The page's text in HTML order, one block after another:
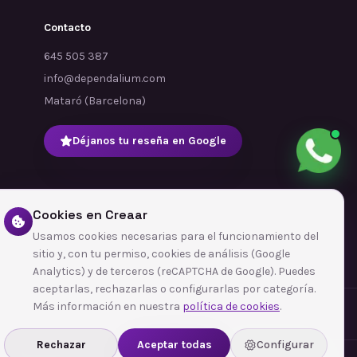
Contacto
645 505 387
info@dependalium.com
Mataró (Barcelona)
Déjanos tu reseña en Google
Cookies en Creaar
Usamos cookies necesarias para el funcionamiento del
sitio y, con tu permiso, cookies de análisis (Google
Analytics) y de terceros (reCAPTCHA de Google). Puedes
aceptarlas, rechazarlas o configurarlas por categoría.
Más información en nuestra política de cookies.
Rechazar Aceptar todas Configurar